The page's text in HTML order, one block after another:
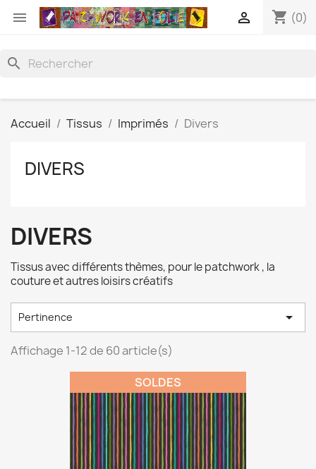
 shopping_cart (0)

search
Accueil Tissus Imprimés Divers
DIVERS
DIVERS
Tissus avec différents thèmes, pour le patchwork , la
couture et autres loisirs créatifs
Pertinence 
Affichage 1-12 de 60 article(s)
SOLDES